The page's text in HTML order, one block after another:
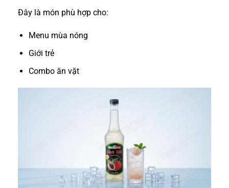
Đây là món phù hợp cho:
Menu mùa nóng
Giới trẻ
Combo ăn vặt